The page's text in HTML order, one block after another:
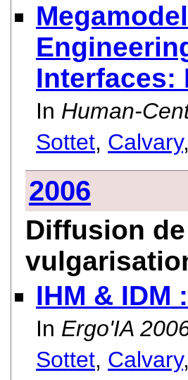
Interfaces:
In Human-
Sottet, Calvary
2006
Diffusion
IHM & IDM
In Ergo'IA
Sottet, Calvary